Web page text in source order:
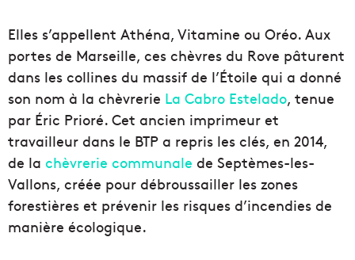
Elles s’appellent Athéna, Vitamine ou Oréo. Aux
portes de Marseille, ces chèvres du Rove pâturent
dans les collines du massif de l’Étoile qui a donné
son nom à la chèvrerie La Cabro Estelado, tenue
par Éric Prioré. Cet ancien imprimeur et
travailleur dans le BTP a repris les clés, en 2014,
de la chèvrerie communale de Septèmes-les-
Vallons, créée pour débroussailler les zones
forestières et prévenir les risques d’incendies de
manière écologique.